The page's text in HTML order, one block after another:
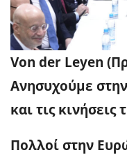
Von der Leyen
Ανησυχούμε
και τις
Πολλοί στην